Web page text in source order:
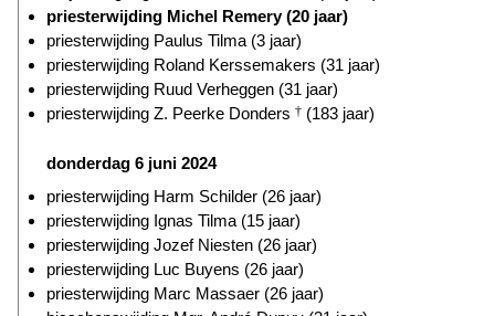
priesterwijding Michel Remery (20 jaar)
priesterwijding Paulus Tilma (3 jaar)
priesterwijding Roland Kerssemakers (31 jaar)
priesterwijding Ruud Verheggen (31 jaar)
priesterwijding Z. Peerke Donders † (183 jaar)
donderdag 6 juni 2024
priesterwijding Harm Schilder (26 jaar)
priesterwijding Ignas Tilma (15 jaar)
priesterwijding Jozef Niesten (26 jaar)
priesterwijding Luc Buyens (26 jaar)
priesterwijding Marc Massaer (26 jaar)